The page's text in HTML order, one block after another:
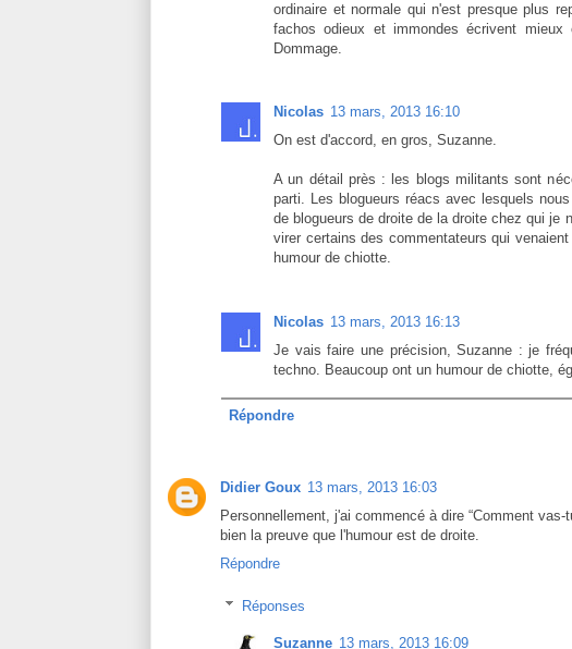
ordinaire et normale qui n'est presque plus
fachos odieux et immondes écrivent
Dommage.
Nicolas 13 mars, 2013 16:10
On est d'accord, en gros, Suzanne.
A un détail près : les blogs militants sont
parti. Les blogueurs réacs avec lesquels
de blogueurs de droite de la droite chez qui je
virer certains des commentateurs qui
humour de chiotte.
Nicolas 13 mars, 2013 16:13
Je vais faire une précision, Suzanne : je
techno. Beaucoup ont un humour de chiotte,
Répondre
Didier Goux 13 mars, 2013 16:03
Personnellement, j'ai commencé à dire “Comment
bien la preuve que l'humour est de droite.
Répondre
Réponses
Suzanne 13 mars, 2013 16:09